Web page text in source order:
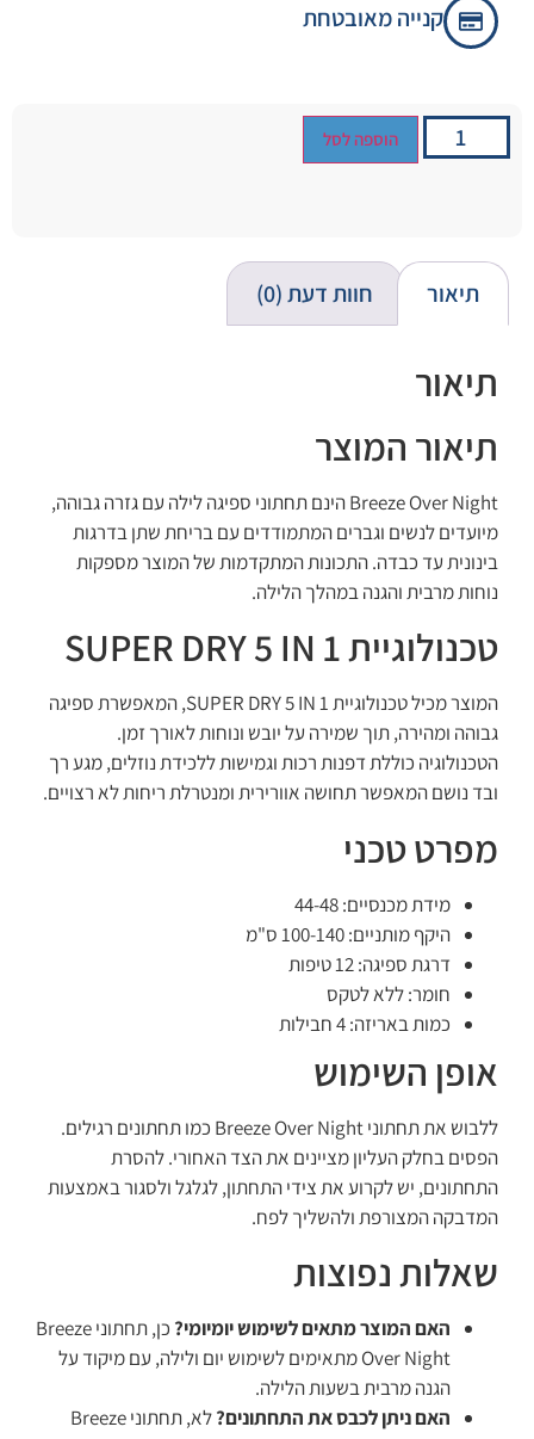
קנייה מאובטחת
הוספה לסל
תיאור חוות דעת (0)
תיאור
תיאור המוצר
Breeze Over Night הינם תחתוני ספיגה לילה עם גזרה גבוהה,
מיועדים לנשים וגברים המתמודדים עם בריחת שתן בדרגות
בינונית עד כבדה. התכונות המתקדמות של המוצר מספקות
נוחות מרבית והגנה במהלך הלילה.
טכנולוגיית SUPER DRY 5 IN 1
המוצר מכיל טכנולוגיית SUPER DRY 5 IN 1, המאפשרת ספיגה
גבוהה ומהירה, תוך שמירה על יובש ונוחות לאורך זמן.
הטכנולוגיה כוללת דפנות רכות וגמישות ללכידת נוזלים, מגע רך
ובד נושם המאפשר תחושה אוורירית ומנטרלת ריחות לא רצויים.
מפרט טכני
מידת מכנסיים: 44-48
היקף מותניים: 100-140 ס"מ
דרגת ספיגה: 12 טיפות
חומר: ללא לטקס
כמות באריזה: 4 חבילות
אופן השימוש
ללבוש את תחתוני Breeze Over Night כמו תחתונים רגילים.
הפסים בחלק העליון מציינים את הצד האחורי. להסרת
התחתונים, יש לקרוע את צידי התחתון, לגלגל ולסגור באמצעות
המדבקה המצורפת ולהשליך לפח.
שאלות נפוצות
האם המוצר מתאים לשימוש יומיומי?
כן, תחתוני Breeze
Over Night מתאימים לשימוש יום ולילה, עם מיקוד על
הגנה מרבית בשעות הלילה.
האם ניתן לכבס את התחתונים?
לא, תחתוני Breeze